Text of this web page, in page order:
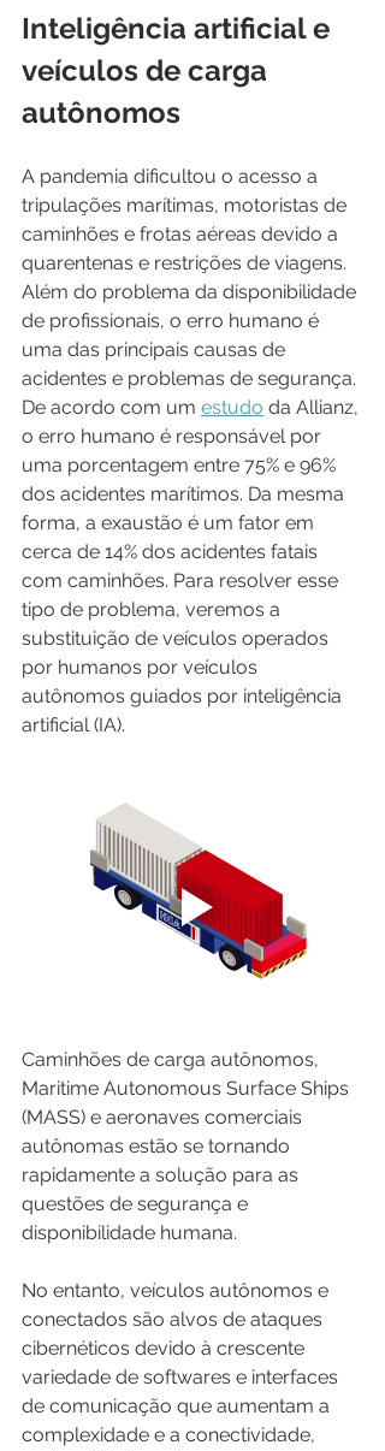
Inteligência artificial e
veículos de carga
autônomos
A pandemia dificultou o acesso a
tripulações marítimas, motoristas de
caminhões e frotas aéreas devido a
quarentenas e restrições de viagens.
Além do problema da disponibilidade
de profissionais, o erro humano é
uma das principais causas de
acidentes e problemas de segurança.
De acordo com um estudo da Allianz,
o erro humano é responsável por
uma porcentagem entre 75% e 96%
dos acidentes marítimos. Da mesma
forma, a exaustão é um fator em
cerca de 14% dos acidentes fatais
com caminhões. Para resolver esse
tipo de problema, veremos a
substituição de veículos operados
por humanos por veículos
autônomos guiados por inteligência
artificial (IA).
Caminhões de carga autônomos,
Maritime Autonomous Surface Ships
(MASS) e aeronaves comerciais
autônomas estão se tornando
rapidamente a solução para as
questões de segurança e
disponibilidade humana.
No entanto, veículos autônomos e
conectados são alvos de ataques
cibernéticos devido à crescente
variedade de softwares e interfaces
de comunicação que aumentam a
complexidade e a conectividade,